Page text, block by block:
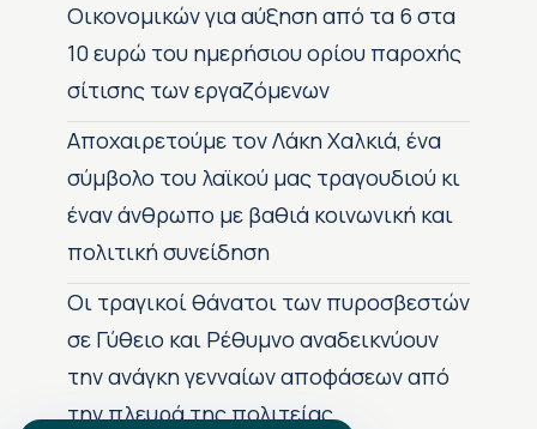
Οικονομικών για αύξηση από τα 6 στα
10 ευρώ του ημερήσιου ορίου παροχής
σίτισης των εργαζόμενων
Αποχαιρετούμε τον Λάκη Χαλκιά, ένα
σύμβολο του λαϊκού μας τραγουδιού κι
έναν άνθρωπο με βαθιά κοινωνική και
πολιτική συνείδηση
Οι τραγικοί θάνατοι των πυροσβεστών
σε Γύθειο και Ρέθυμνο αναδεικνύουν
την ανάγκη γενναίων αποφάσεων από
την πλευρά της πολιτείας